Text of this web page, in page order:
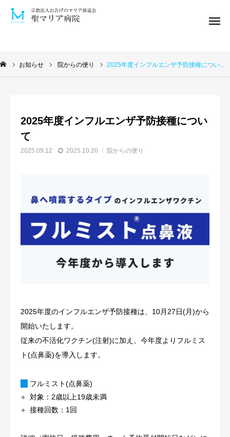
お知らせ 院からの便り 2025年度インフルエンザ予防接種について
2025年度インフルエンザ予防接種につい
て
2025.09.12 2025.10.20 院からの便り
2025年度のインフルエンザ予防接種は、10月27日(月)から
開始いたします。
従来の不活化ワクチン(注射)に加え、今年度よりフルミス
ト(点鼻薬)を導入します。
フルミスト(点鼻薬)
対象：2歳以上19歳未満
接種回数：1回
発熱外来 ｵﾝﾗｲﾝ面会
当院について
お知らせ
訪問診療
アクセス
求人情報
ご意見・ご要望